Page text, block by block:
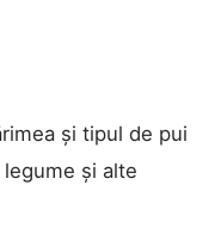
și tipul de pui
și alte